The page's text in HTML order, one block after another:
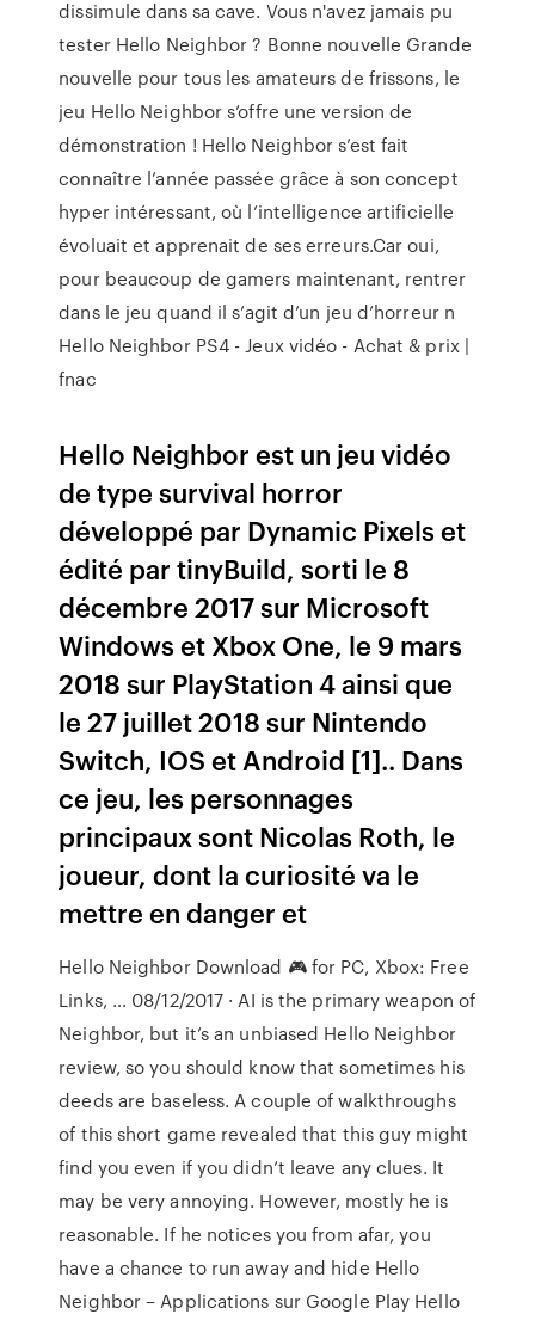
dissimule dans sa cave. Vous n'avez jamais pu
tester Hello Neighbor ? Bonne nouvelle Grande
nouvelle pour tous les amateurs de frissons, le
jeu Hello Neighbor s’offre une version de
démonstration ! Hello Neighbor s’est fait
connaître l’année passée grâce à son concept
hyper intéressant, où l’intelligence artificielle
évoluait et apprenait de ses erreurs.Car oui,
pour beaucoup de gamers maintenant, rentrer
dans le jeu quand il s’agit d’un jeu d’horreur n
Hello Neighbor PS4 - Jeux vidéo - Achat & prix |
fnac
Hello Neighbor est un jeu vidéo
de type survival horror
développé par Dynamic Pixels et
édité par tinyBuild, sorti le 8
décembre 2017 sur Microsoft
Windows et Xbox One, le 9 mars
2018 sur PlayStation 4 ainsi que
le 27 juillet 2018 sur Nintendo
Switch, IOS et Android [1].. Dans
ce jeu, les personnages
principaux sont Nicolas Roth, le
joueur, dont la curiosité va le
mettre en danger et
Hello Neighbor Download 🎮 for PC, Xbox: Free
Links, … 08/12/2017 · AI is the primary weapon of
Neighbor, but it’s an unbiased Hello Neighbor
review, so you should know that sometimes his
deeds are baseless. A couple of walkthroughs
of this short game revealed that this guy might
find you even if you didn’t leave any clues. It
may be very annoying. However, mostly he is
reasonable. If he notices you from afar, you
have a chance to run away and hide Hello
Neighbor – Applications sur Google Play Hello